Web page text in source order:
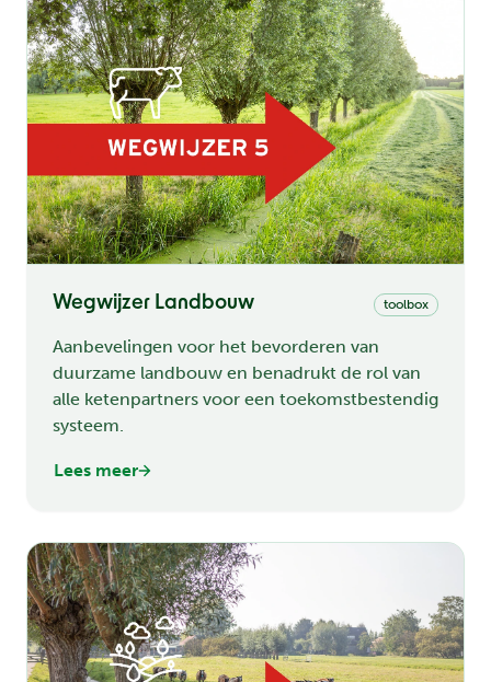
toolbox
Wegwijzer Landbouw
Aanbevelingen voor het bevorderen van
duurzame landbouw en benadrukt de rol van
alle ketenpartners voor een toekomstbestendig
systeem.
Lees meer